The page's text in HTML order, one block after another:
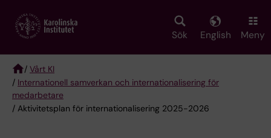
main
Sök English Meny
Breadcrumb
/ Vårt KI
/ Internationell samverkan och internationalisering för
medarbetare
/ Aktivitetsplan för internationalisering 2025-2026